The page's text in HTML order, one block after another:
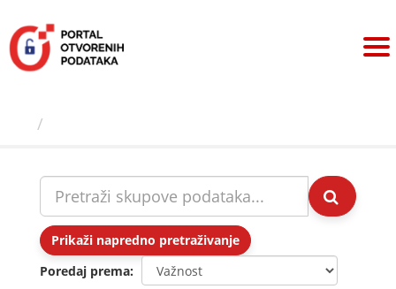
sadržaj
Prikaži napredno pretraživanje
Poredaj prema